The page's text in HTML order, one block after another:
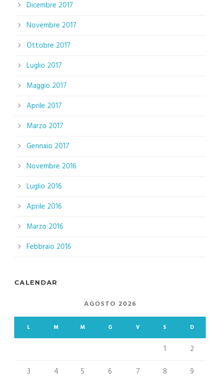
Dicembre 2017
Novembre 2017
Ottobre 2017
Luglio 2017
Maggio 2017
Aprile 2017
Marzo 2017
Gennaio 2017
Novembre 2016
Luglio 2016
Aprile 2016
Marzo 2016
Febbraio 2016
CALENDAR
AGOSTO 2026
L M M G V S D
1
2
3
4 5 6 7 8
9